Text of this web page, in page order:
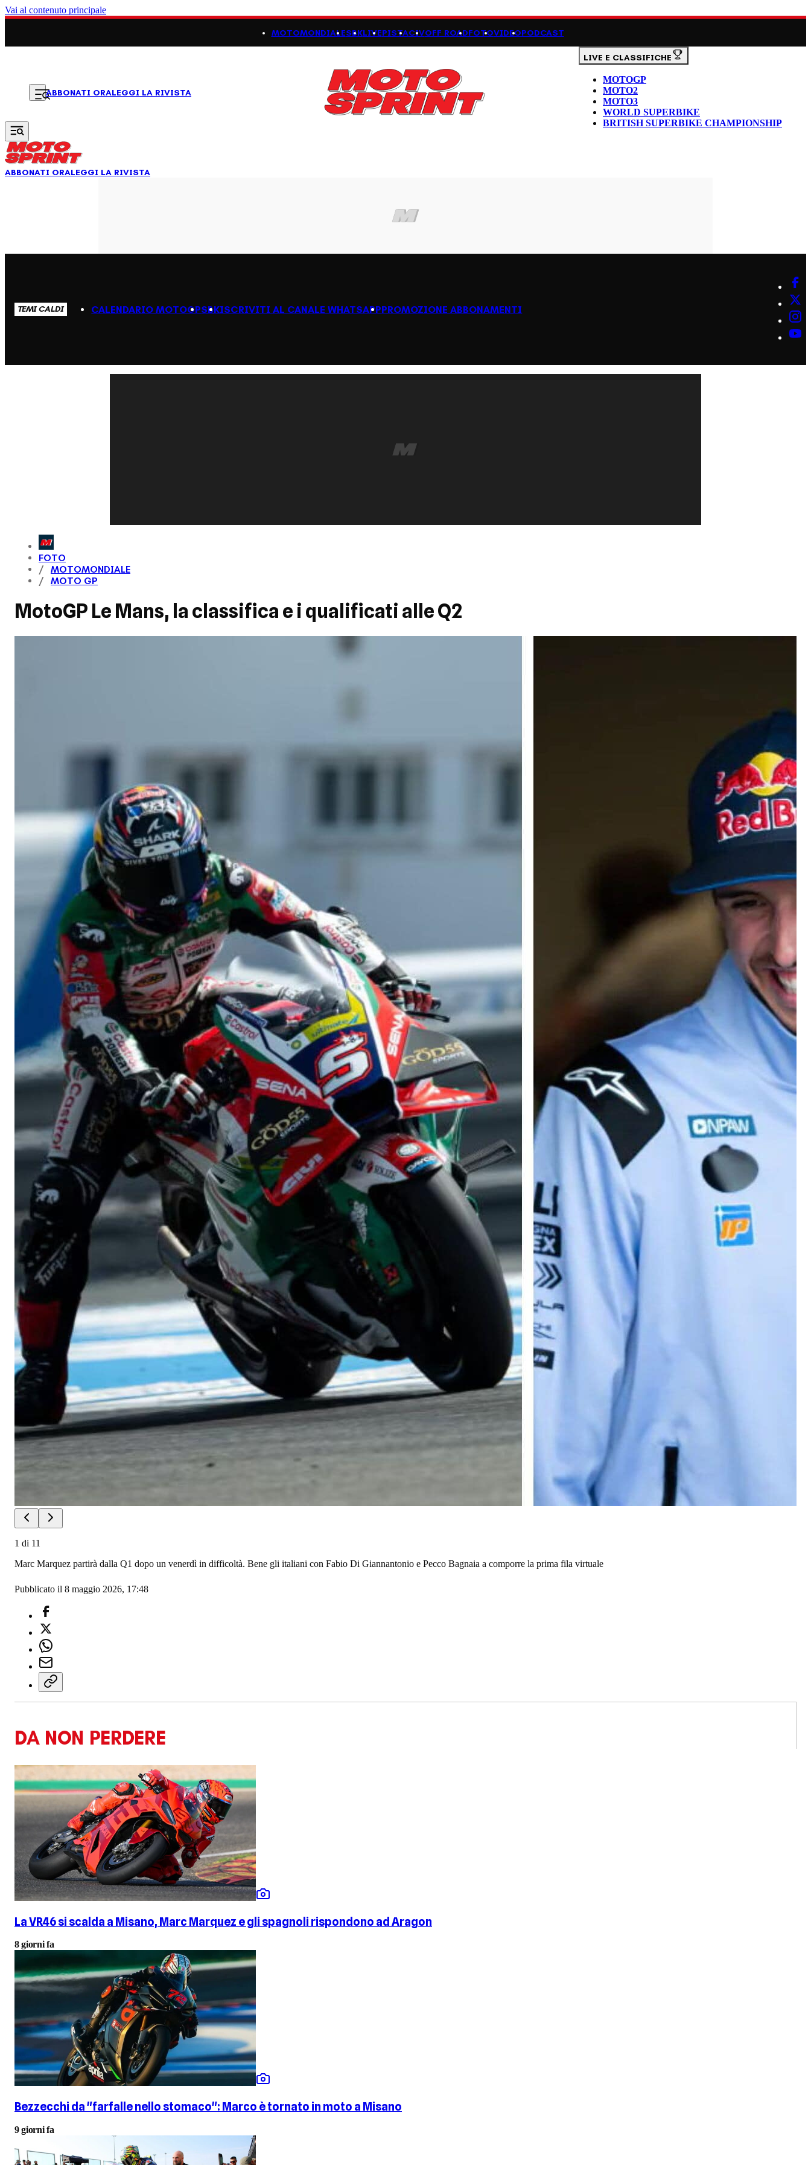
Vai al contenuto principale
MOTOMONDIALESBKLIVEPISTACIVOFF ROADFOTOVIDEOPODCAST
ABBONATI ORALEGGI LA RIVISTA
LIVE E CLASSIFICHE
MOTOGP
MOTO2
MOTO3
WORLD SUPERBIKE
BRITISH SUPERBIKE CHAMPIONSHIP
ABBONATI ORALEGGI LA RIVISTA
TEMI CALDI CALENDARIO MOTOGPSBKISCRIVITI AL CANALE WHATSAPPPROMOZIONE ABBONAMENTI
FOTO
MOTOMONDIALE
MOTO GP
MotoGP Le Mans, la classifica e i qualificati alle Q2
1 di 11
Marc Marquez partirà dalla Q1 dopo un venerdì in difficoltà. Bene gli italiani con Fabio Di Giannantonio e Pecco Bagnaia a comporre la prima fila virtuale
Pubblicato il 8 maggio 2026, 17:48
DA NON PERDERE
La VR46 si scalda a Misano, Marc Marquez e gli spagnoli rispondono ad Aragon
8 giorni fa
Bezzecchi da "farfalle nello stomaco": Marco è tornato in moto a Misano
9 giorni fa